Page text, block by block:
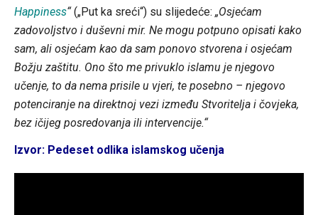
Happiness“(„Put ka sreći“) su slijedeće: „Osjećam
zadovoljstvo i duševni mir. Ne mogu potpuno opisati kako
sam, ali osjećam kao da sam ponovo stvorena i osjećam
Božju zaštitu. Ono što me privuklo islamu je njegovo
učenje, to da nema prisile u vjeri, te posebno – njegovo
potenciranje na direktnoj vezi između Stvoritelja i čovjeka,
bez ičijeg posredovanja ili intervencije.“
Izvor: Pedeset odlika islamskog učenja